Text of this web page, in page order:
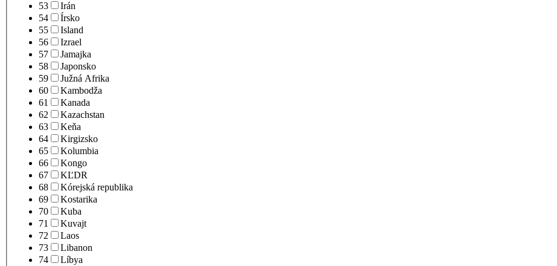
53
Irán
54
Írsko
55
Island
56
Izrael
57
Jamajka
58
Japonsko
59
Južná Afrika
60
Kambodža
61
Kanada
62
Kazachstan
63
Keňa
64
Kirgizsko
65
Kolumbia
66
Kongo
67
KĽDR
68
Kórejská republika
69
Kostarika
70
Kuba
71
Kuvajt
72
Laos
73
Libanon
74
Líbya